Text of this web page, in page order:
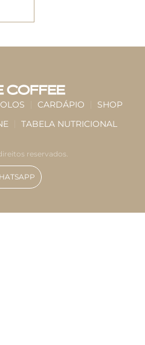
CARDÁPIO
SHOP
TABELA NUTRICIONAL
reservados.